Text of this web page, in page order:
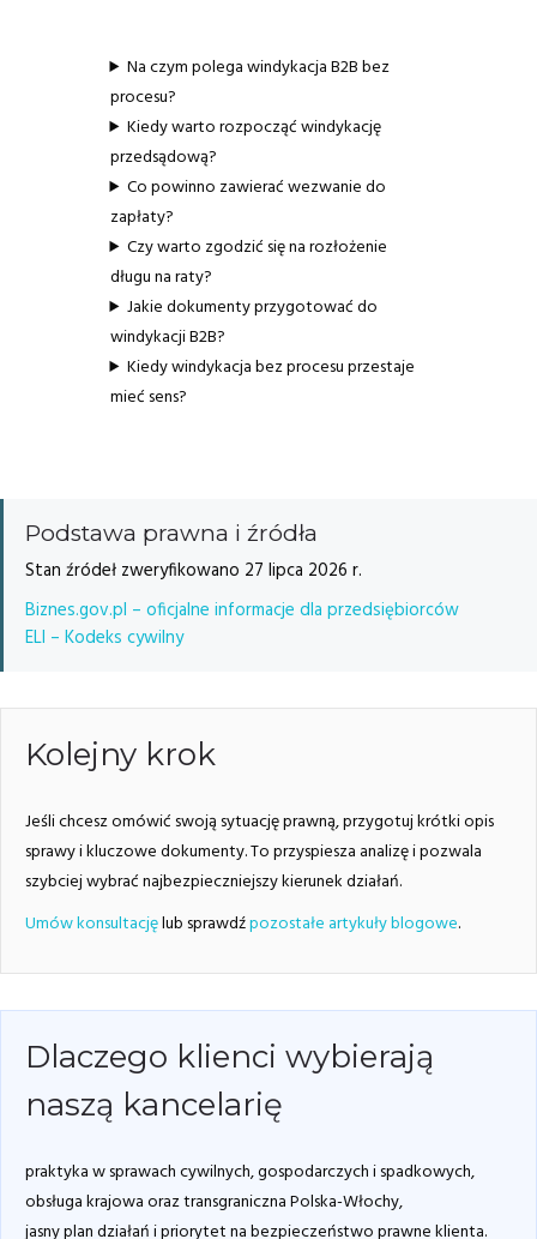
Na czym polega windykacja B2B bez
procesu?
Kiedy warto rozpocząć windykację
przedsądową?
Co powinno zawierać wezwanie do
zapłaty?
Czy warto zgodzić się na rozłożenie
długu na raty?
Jakie dokumenty przygotować do
windykacji B2B?
Kiedy windykacja bez procesu przestaje
mieć sens?
Podstawa prawna i źródła
Stan źródeł zweryfikowano 27 lipca 2026 r.
Biznes.gov.pl – oficjalne informacje dla przedsiębiorców
ELI – Kodeks cywilny
Kolejny krok
Jeśli chcesz omówić swoją sytuację prawną, przygotuj krótki opis
sprawy i kluczowe dokumenty. To przyspiesza analizę i pozwala
szybciej wybrać najbezpieczniejszy kierunek działań.
Umów konsultacjęlub sprawdźpozostałe artykuły blogowe.
Dlaczego klienci wybierają
naszą kancelarię
praktyka w sprawach cywilnych, gospodarczych i spadkowych,
obsługa krajowa oraz transgraniczna Polska-Włochy,
jasny plan działań i priorytet na bezpieczeństwo prawne klienta.